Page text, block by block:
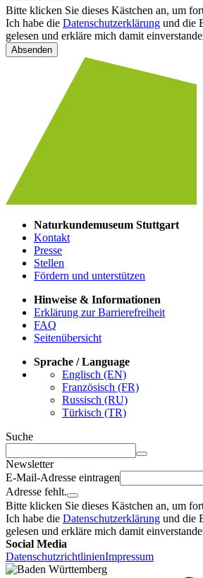
Bitte klicken Sie dieses Kästchen an, um
Ich habe die Datenschutzerklärung und die
gelesen und erkläre mich damit
Absenden
Naturkundemuseum Stuttgart
Kontakt
Presse
Stellen
Fördern und unterstützen
Hinweise & Informationen
Erklärung zur Barrierefreiheit
FAQ
Seitenübersicht
Sprache / Language
Englisch (EN)
Französisch (FR)
Russisch (RU)
Türkisch (TR)
Suche
Newsletter
E-Mail-Adresse eintragen
Adresse fehlt.
Bitte klicken Sie dieses Kästchen an, um
Ich habe die Datenschutzerklärung und die
gelesen und erkläre mich damit
Social Media
DatenschutzrichtlinienImpressum